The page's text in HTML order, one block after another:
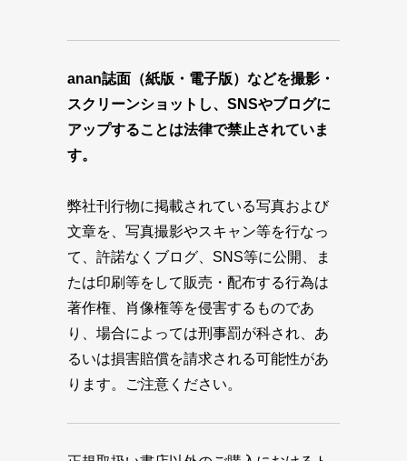
anan誌面（紙版・電子版）などを撮影・
スクリーンショットし、SNSやブログに
アップすることは法律で禁止されていま
す。
弊社刊行物に掲載されている写真および
文章を、写真撮影やスキャン等を行なっ
て、許諾なくブログ、SNS等に公開、ま
たは印刷等をして販売・配布する行為は
著作権、肖像権等を侵害するものであ
り、場合によっては刑事罰が科され、あ
るいは損害賠償を請求される可能性があ
ります。ご注意ください。